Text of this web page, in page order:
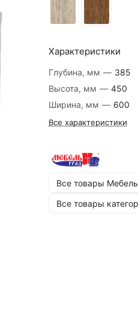
Характеристики
Глубина, мм — 385
Высота, мм — 450
Ширина, мм — 600
Все характеристики
Все товары
Все товары